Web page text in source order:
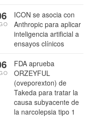
ICON se asocia con
Anthropic para aplicar
inteligencia artificial a
ensayos clínicos
FDA aprueba
ORZEYFUL
(oveporexton) de
Takeda para tratar la
causa subyacente de
la narcolepsia tipo 1